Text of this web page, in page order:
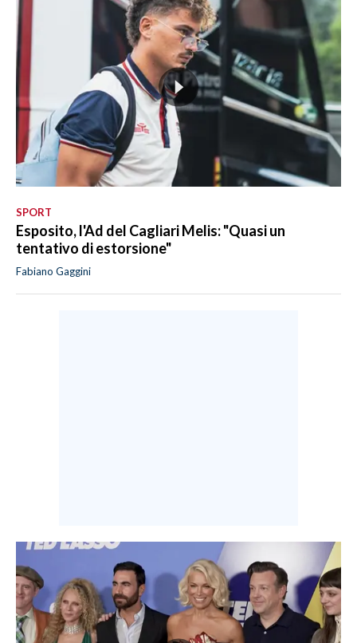
SPORT
Esposito, l'Ad del Cagliari Melis: "Quasi un
tentativo di estorsione"
Fabiano Gaggini